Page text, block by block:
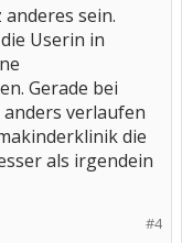
sein.
Userin in
Gerade bei
anders verlaufen
die
als irgendein
#4